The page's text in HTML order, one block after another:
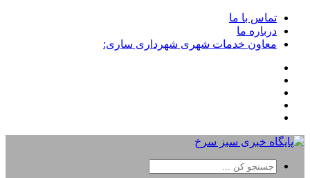
تماس با ما
درباره ما
معاون خدمات شهری شهرداری ساری: